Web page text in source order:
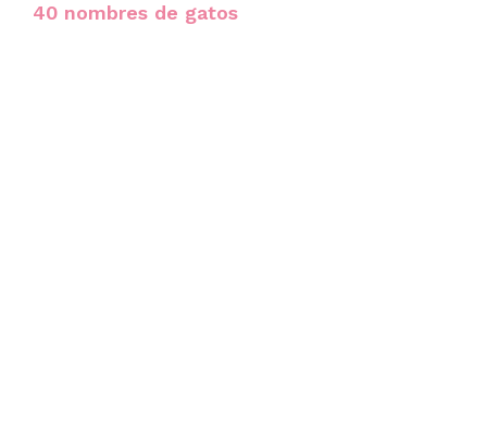
40 nombres de gatos